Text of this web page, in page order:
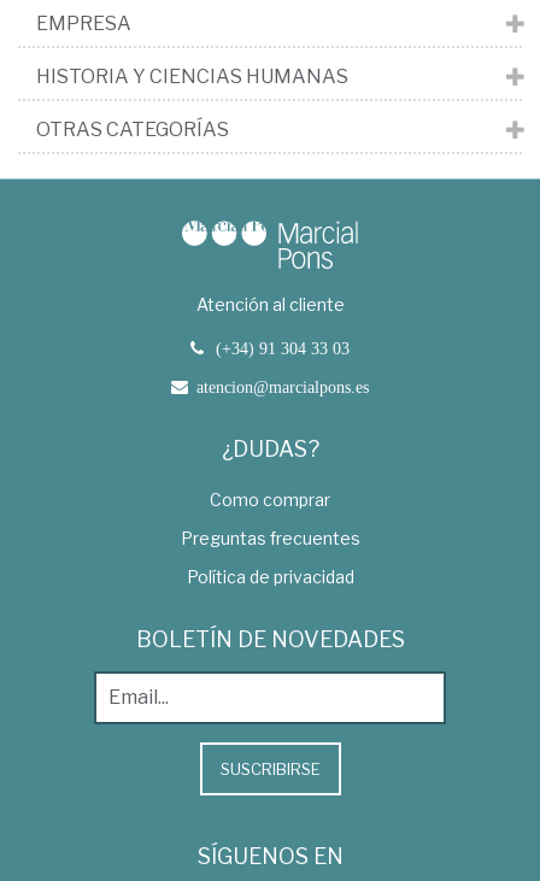
EMPRESA
HISTORIA Y CIENCIAS HUMANAS
OTRAS CATEGORÍAS
Atención al cliente
(+34) 91 304 33 03
atencion@marcialpons.es
¿DUDAS?
Como comprar
Preguntas frecuentes
Política de privacidad
BOLETÍN DE NOVEDADES
SUSCRIBIRSE
SÍGUENOS EN